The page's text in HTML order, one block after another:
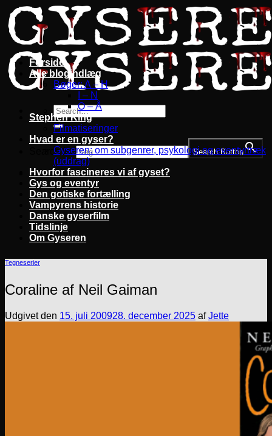
Fortsæt
til
indhold
Search for: Search Button
Forside
Alle blogindlæg
Bøger: A – H
I – N
O – Å
Stephen King
Filmatiseringer
Hvad er en gyser?
Gyseren: om subgenrer, psykologi og eventyrtræk
(uddrag)
Hvorfor fascineres vi af gyset?
Gys og eventyr
Den gotiske fortælling
Vampyrens historie
Danske gyserfilm
Tidslinje
Om Gyseren
Tegneserier
Coraline af Neil Gaiman
Udgivet den 15. juli 200928. december 2025 afJette